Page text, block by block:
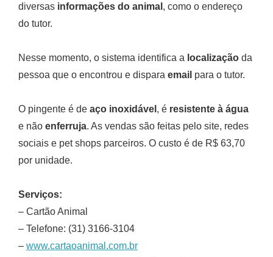
diversas informações do animal , como o endereço
do tutor.
Nesse momento, o sistema identifica a localização da
pessoa que o encontrou e dispara email para o tutor.
O pingente é de aço inoxidável , é resistente à água
e não enferruja. As vendas são feitas pelo site, redes
sociais e pet shops parceiros. O custo é de R$ 63,70
por unidade.
Serviços:
– Cartão Animal
– Telefone: (31) 3166-3104
– www.cartaoanimal.com.br